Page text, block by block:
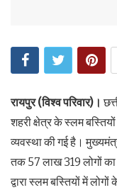
रायपुर (विश्व परिवार)।
शहरी क्षेत्र के स्लम
व्यवस्था की गई है।
तक 57 लाख 319 लोगों
द्वारा स्लम बस्तियों में